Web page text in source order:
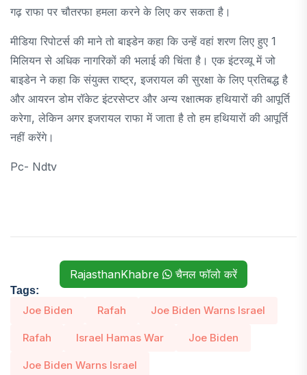
गढ़ राफा पर चौतरफा हमला करने के लिए कर सकता है।
मीडिया रिपोटर्स की माने तो बाइडेन कहा कि उन्हें वहां शरण लिए हुए 1
मिलियन से अधिक नागरिकों की भलाई की चिंता है। एक इंटरव्यू में जो
बाइडेन ने कहा कि संयुक्त राष्ट्र, इजरायल की सुरक्षा के लिए प्रतिबद्ध है
और आयरन डोम रॉकेट इंटरसेप्टर और अन्य रक्षात्मक हथियारों की आपूर्ति
करेगा, लेकिन अगर इजरायल राफा में जाता है तो हम हथियारों की आपूर्ति
नहीं करेंगे।
Pc- Ndtv
RajasthanKhabre चैनल फॉलो करें
Tags:
Joe Biden Rafah Joe Biden Warns Israel
Rafah Israel Hamas War Joe Biden
Joe Biden Warns Israel